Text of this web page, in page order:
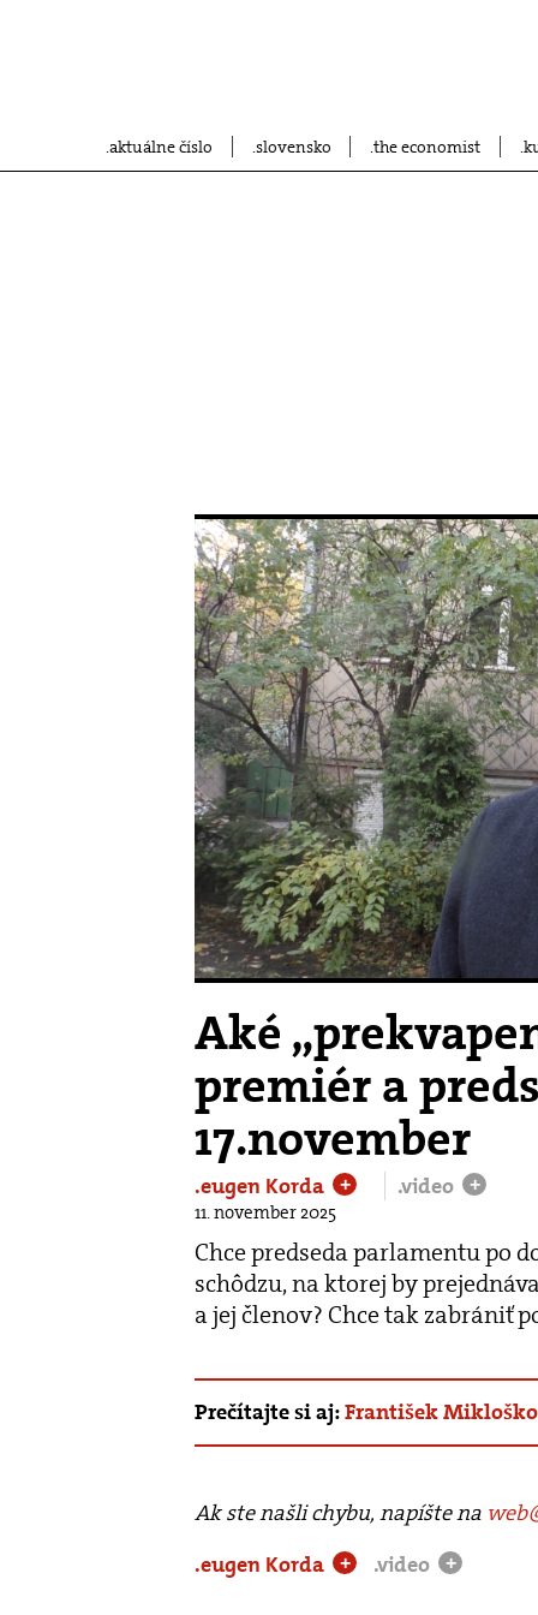
aktuálne číslo slovensko the economist
Aké
premiér a
17.november
.eugen Korda + .video +
11. november 2025
Chce predseda parlamentu po
schôdzu, na ktorej by
a jej členov? Chce tak zabrániť
Prečítajte si aj:František
Ak ste našli chybu, napíšte na
.eugen Korda
+ .video +